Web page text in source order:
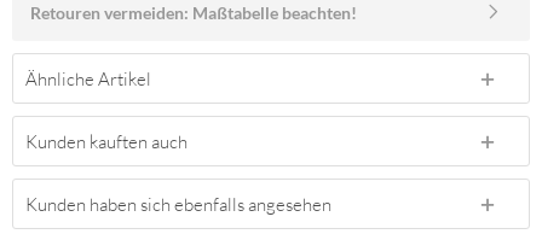
Retouren vermeiden: Maßtabelle beachten!
Ähnliche Artikel
Kunden kauften auch
Kunden haben sich ebenfalls angesehen